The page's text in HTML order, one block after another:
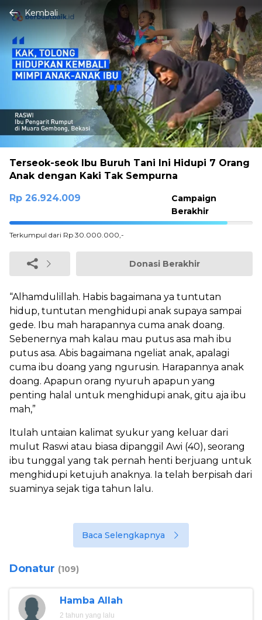
Kembali
Terseok-seok Ibu Buruh Tani Ini Hidupi 7 Orang
Anak dengan Kaki Tak Sempurna
Rp 26.924.009
Campaign
Berakhir
89.746696666667%
Complete
Terkumpul dari Rp 30.000.000,-
Donasi Berakhir
“Alhamdulillah. Habis bagaimana ya tuntutan
hidup, tuntutan menghidupi anak supaya sampai
gede. Ibu mah harapannya cuma anak doang.
Sebenernya mah kalau mau putus asa mah ibu
putus asa. Abis bagaimana ngeliat anak, apalagi
cuma ibu doang yang ngurusin. Harapannya anak
doang. Apapun orang nyuruh apapun yang
penting halal untuk menghidupi anak, gitu aja ibu
mah,”
Itulah untaian kalimat syukur yang keluar dari
mulut Raswi atau biasa dipanggil Awi (40), seorang
ibu tunggal yang tak pernah henti berjuang untuk
menghidupi ketujuh anaknya. Ia telah berpisah dari
suaminya sejak tiga tahun lalu.
Baca Selengkapnya
Donatur (109)
Hamba Allah
2 tahun yang lalu